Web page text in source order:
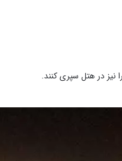
نیز در هتل سپری کنند.